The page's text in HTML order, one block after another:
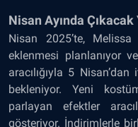
Nisan Ayında
Nisan 2025’te,
eklenmesi planlanıyor
aracılığıyla 5
bekleniyor. Yeni
parlayan efektler
gösteriyor. İndirimlerle